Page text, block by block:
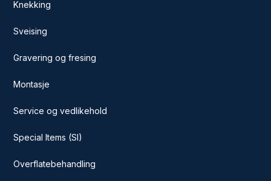
Knekking
Sveising
Gravering og fresing
Montasje
Service og vedlikehold
Special Items (SI)
Overflatebehandling